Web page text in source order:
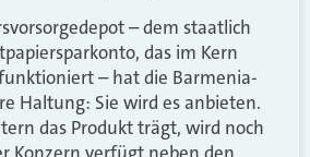
– dem staatlich
das im Kern
– hat die Barmenia-
Haltung: Sie wird es anbieten.
das Produkt trägt, wird noch
Konzern verfügt neben den